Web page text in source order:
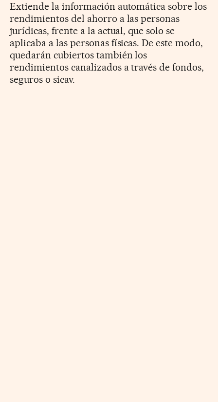
Extiende la información automática sobre los
rendimientos del ahorro a las personas
jurídicas, frente a la actual, que solo se
aplicaba a las personas físicas. De este modo,
quedarán cubiertos también los
rendimientos canalizados a través de fondos,
seguros o sicav.